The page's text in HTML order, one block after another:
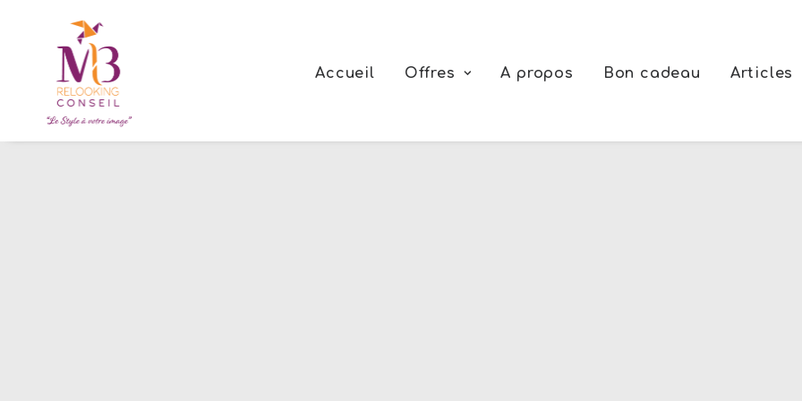
Accueil Offres A propos Bon cadeau Articles